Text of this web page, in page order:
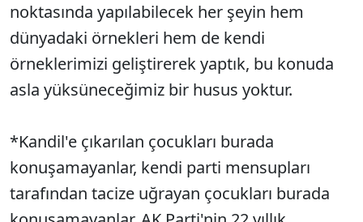
noktasında yapılabilecek her şeyin hem
dünyadaki örnekleri hem de kendi
örneklerimizi geliştirerek yaptık, bu konuda
asla yüksüneceğimiz bir husus yoktur.
*Kandil'e çıkarılan çocukları burada
konuşamayanlar, kendi parti mensupları
tarafından tacize uğrayan çocukları burada